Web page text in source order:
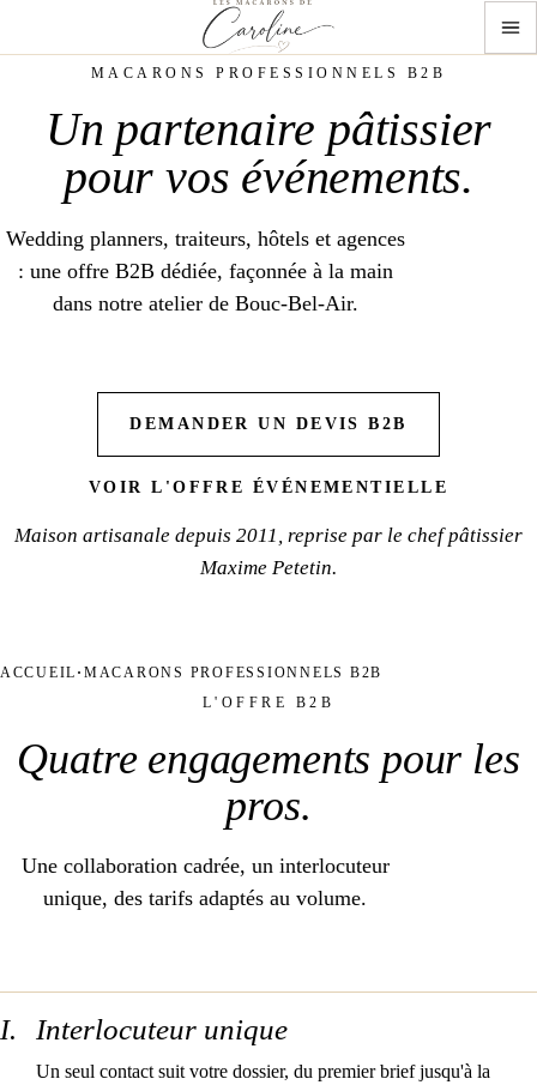
MACARONS PROFESSIONNELS B2B
Un partenaire pâtissier
pour vos événements.
Wedding planners, traiteurs, hôtels et agences
: une offre B2B dédiée, façonnée à la main
dans notre atelier de Bouc-Bel-Air.
DEMANDER UN DEVIS B2B
VOIR L'OFFRE ÉVÉNEMENTIELLE
Maison artisanale depuis 2011, reprise par le chef pâtissier
Maxime Petetin.
ACCUEIL MACARONS PROFESSIONNELS B2B
L'OFFRE B2B
Quatre engagements pour les
pros.
Une collaboration cadrée, un interlocuteur
unique, des tarifs adaptés au volume.
I. Interlocuteur unique
Un seul contact suit votre dossier, du premier brief jusqu'à la